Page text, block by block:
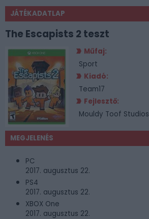
JÁTÉKADATLAP
The Escapists 2 teszt
Műfaj:
Sport
Kiadó:
Team17
Fejlesztő:
Mouldy Toof Studios
MEGJELENÉS
PC
2017. augusztus 22.
PS4
2017. augusztus 22.
XBOX One
2017. augusztus 22.